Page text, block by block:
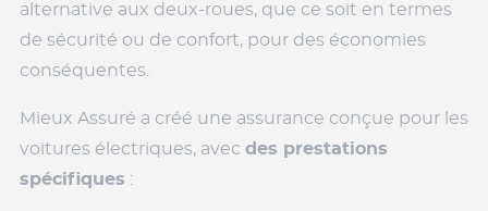
alternative aux deux-roues, que ce soit en termes
de sécurité ou de confort, pour des économies
conséquentes.
Mieux Assuré a créé une assurance conçue pour les
voitures électriques, avec des prestations
spécifiques :